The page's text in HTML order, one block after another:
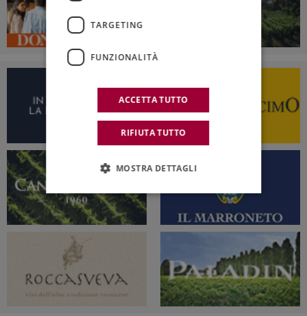
TARGETING
FUNZIONALITÀ
ACCETTA TUTTO
RIFIUTA TUTTO
MOSTRA DETTAGLI